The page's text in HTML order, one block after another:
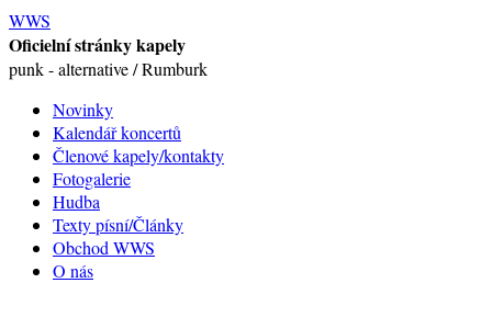
WWS
Oficielní stránky kapely
punk - alternative / Rumburk
Novinky
Kalendář koncertů
Členové kapely/kontakty
Fotogalerie
Hudba
Texty písní/Články
Obchod WWS
O nás